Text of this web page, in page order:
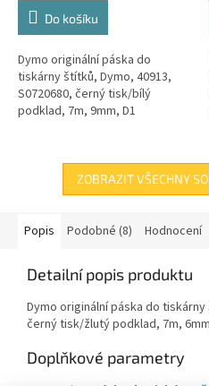
Do košíku
Dymo originální páska do
tiskárny štítků, Dymo, 40913,
S0720680, černý tisk/bílý
podklad, 7m, 9mm, D1
ZOBRAZIT VŠECHNY
Popis Podobné (8) Hodnocení
Detailní popis produktu
Dymo originální páska do
černý tisk/žlutý podklad, 7m,
Doplňkové parametry